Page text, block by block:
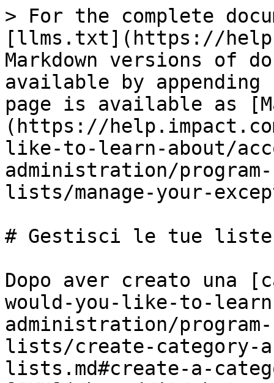
> For the complete
[llms.txt](https://
Markdown versions of
available by
page is available as
(https://
like-to-learn-about/
administration/
lists/manage-your-
# Gestisci le tue
Dopo aver creato una
would-you-like-to-
administration/
lists/create-category-
lists.md#create-a-